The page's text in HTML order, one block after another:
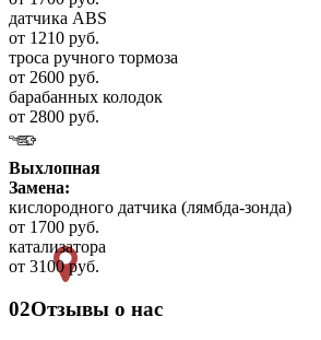
датчика ABS
от 1210 руб.
троса ручного тормоза
от 2600 руб.
барабанных колодок
от 2800 руб.
Выхлопная
Замена:
кислородного датчика (лямбда-зонда)
от 1700 руб.
катализатора
от 3100 руб.
02Отзывы о нас